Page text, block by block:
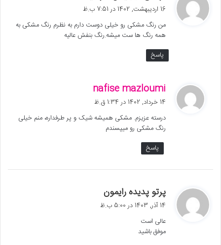
:
16 اردیبهشت, 1402 در 7:51 ب.ظ
من رنگ مشکی رو خیلی دوست دارم به نظرم رنگ مشکی به
همه رنگ ها ست میشه.رنگ بنفش عالیه
پاسخ
nafise mazloumi
:
14 خرداد, 1402 در 1:34 ق.ظ
درسته عزیزم. مشکی همیشه شیک و پر طرفداره، منم خیلی
رنگ مشکی رو میپسندم
پاسخ
پرتو پدیده رایمون
ف
14 آذر, 1403 در 5:00 ب.ظ
عالی است
موفق باشید